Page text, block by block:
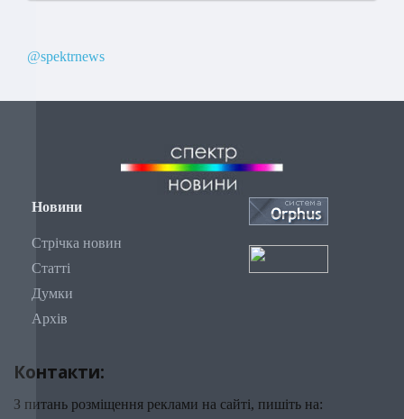
@spektrnews
Новини
Стрічка новин
Статті
Думки
Архів
Контакти:
З питань розміщення реклами на сайті, пишіть на: